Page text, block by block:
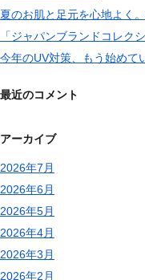
夏のお肌と足元を心地よく
「ジャパンブランドコレク
今年のUV対策、もう始めて
最近のコメント
アーカイブ
2026年7月
2026年6月
2026年5月
2026年4月
2026年3月
2026年2月